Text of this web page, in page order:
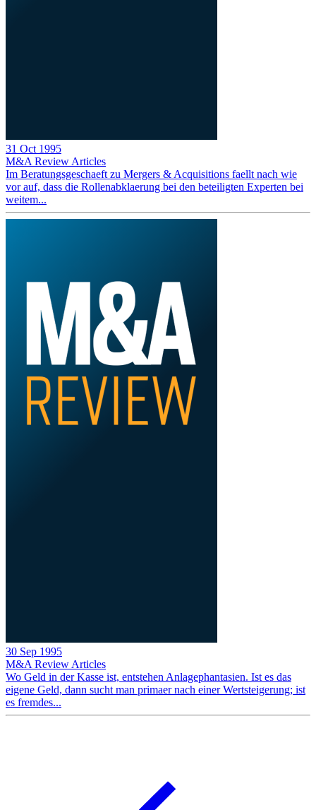
31 Oct 1995
M&A Review Articles
Im Beratungsgeschaeft zu Mergers & Acquisitions faellt nach wie
vor auf, dass die Rollenabklaerung bei den beteiligten Experten bei
weitem...
30 Sep 1995
M&A Review Articles
Wo Geld in der Kasse ist, entstehen Anlagephantasien. Ist es das
eigene Geld, dann sucht man primaer nach einer Wertsteigerung; ist
es fremdes...